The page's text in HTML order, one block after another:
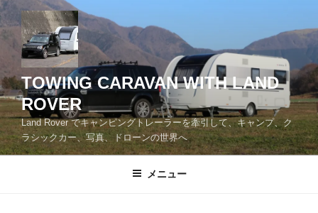
コ
ン
テ
ツ
へ
ス
キ
ッ
TOWING CARAVAN WITH LAND
ROVER
Land Rover でキャンピングトレーラーを牽引して、キャンプ、ク
ラシックカー、写真、ドローンの世界へ
メニュー